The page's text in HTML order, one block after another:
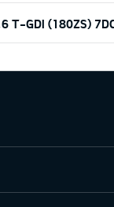
T-GDI (180ZS)